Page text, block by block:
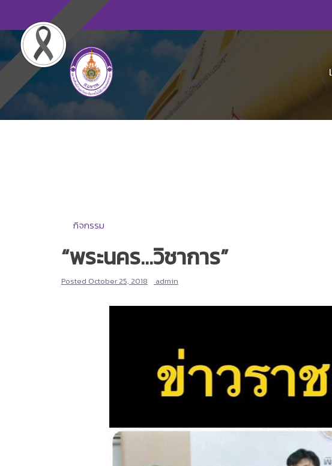
content
กิจกรรม
“พระนคร…วิชาการ”
Posted October 25, 2018 admin